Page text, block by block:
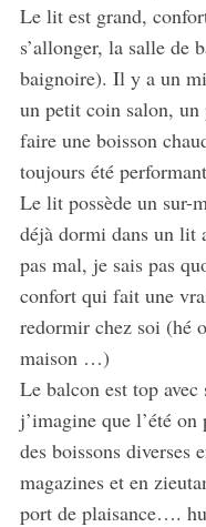
Le lit est grand,
s’allonger, la salle de
baignoire). Il y a un
un petit coin salon, un
faire une boisson
toujours été
Le lit possède un sur-
déjà dormi dans un lit
pas mal, je sais pas
confort qui fait une
redormir chez soi (hé
maison …)
Le balcon est top avec
j’imagine que l’été
des boissons diverses
magazines et en
port de plaisance….